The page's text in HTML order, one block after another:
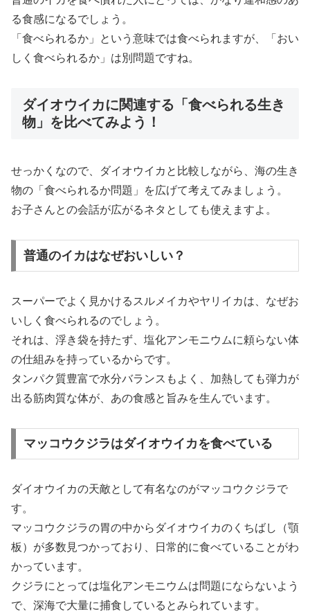
る食感になるでしょう。
「食べられるか」という意味では食べられますが、「おい
しく食べられるか」は別問題ですね。
ダイオウイカに関連する「食べられる生き
物」を比べてみよう！
せっかくなので、ダイオウイカと比較しながら、海の生き
物の「食べられるか問題」を広げて考えてみましょう。
お子さんとの会話が広がるネタとしても使えますよ。
普通のイカはなぜおいしい？
スーパーでよく見かけるスルメイカやヤリイカは、なぜお
いしく食べられるのでしょう。
それは、浮き袋を持たず、塩化アンモニウムに頼らない体
の仕組みを持っているからです。
タンパク質豊富で水分バランスもよく、加熱しても弾力が
出る筋肉質な体が、あの食感と旨みを生んでいます。
マッコウクジラはダイオウイカを食べている
ダイオウイカの天敵として有名なのがマッコウクジラで
す。
マッコウクジラの胃の中からダイオウイカのくちばし（顎
板）が多数見つかっており、日常的に食べていることがわ
かっています。
クジラにとっては塩化アンモニウムは問題にならないよう
で、深海で大量に捕食しているとみられています。